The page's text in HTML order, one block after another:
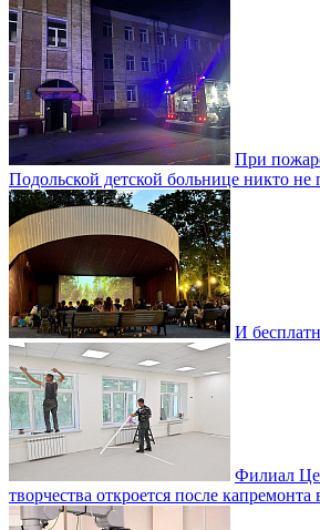
При
Подольской детской больнице никто не
И
Филиал
творчества откроется после